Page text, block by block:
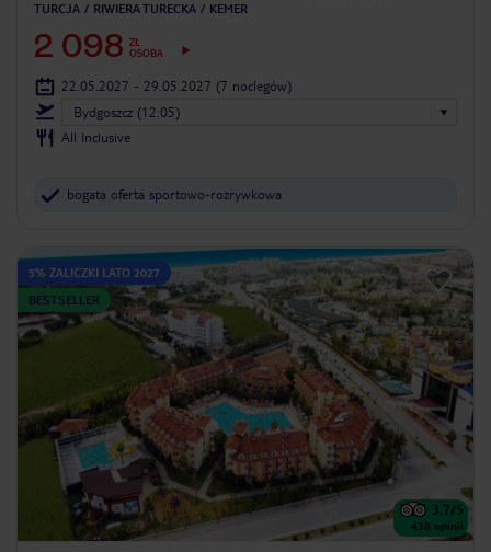
TURCJA RIWIERA TURECKA KEMER
2 098 ZŁ
OSOBA
22.05.2027 - 29.05.2027 (7 noclegów)
Bydgoszcz (12:05)
All Inclusive
bogata oferta sportowo-rozrywkowa
5% ZALICZKI LATO 2027
BESTSELLER
3.7/5
438 opinii